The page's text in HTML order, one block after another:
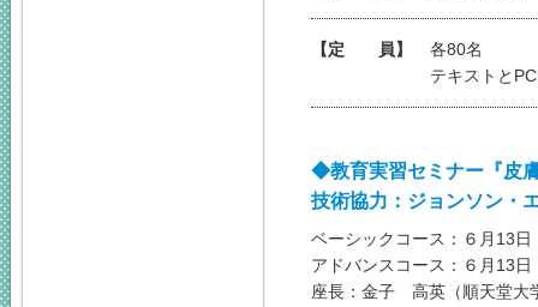
【定 員】
各80名
テキストと
◆教育実習セミナー『皮
技術協力：ジョンソン・
ベーシックコース：６月13
アドバンスコース：６月13
座長： 金子 高英（順天堂大